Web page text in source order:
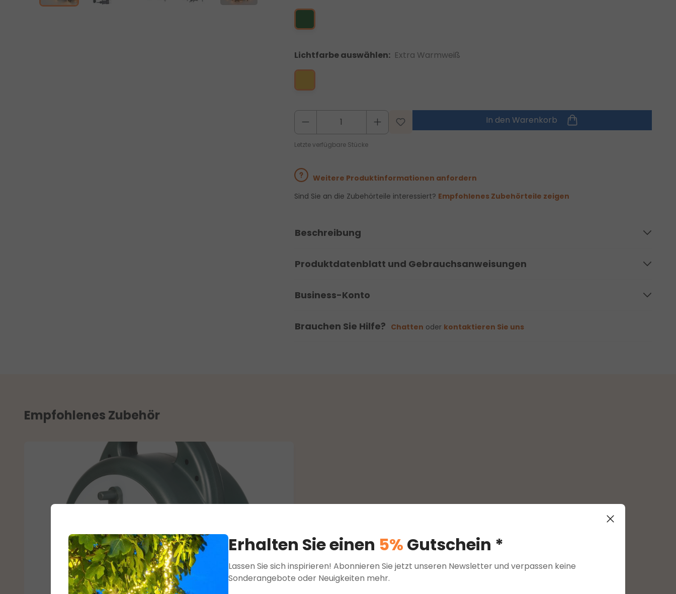
Lichtfarbe auswählen: Extra Warmweiß
In den Warenkorb
Letzte verfügbare Stücke
Weitere Produktinformationen anfordern
Sind Sie an die Zubehörteile interessiert? Empfohlenes Zubehörteile zeigen
Beschreibung
Produktdatenblatt und Gebrauchsanweisungen
Business-Konto
Brauchen Sie Hilfe? Chatten oder kontaktieren Sie uns
Erhalten Sie einen 5% Gutschein *
Lassen Sie sich inspirieren! Abonnieren Sie jetzt unseren Newsletter und verpassen keine
Sonderangebote oder Neuigkeiten mehr.
Empfohlenes Zubehör